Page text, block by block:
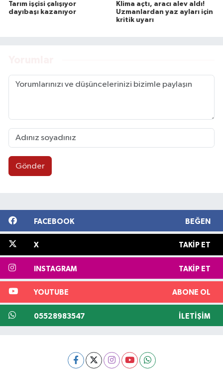
Tarım işçisi çalışıyor
dayıbaşı kazanıyor
Klima açtı, aracı alev aldı!
Uzmanlardan yaz ayları için
kritik uyarı
Gönder
FACEBOOK BEĞEN
X TAKIP ET
INSTAGRAM TAKIP ET
YOUTUBE ABONE OL
05528983547 İLETIŞIM